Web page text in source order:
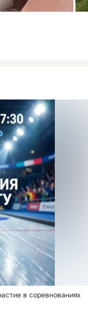
в соревнованиях